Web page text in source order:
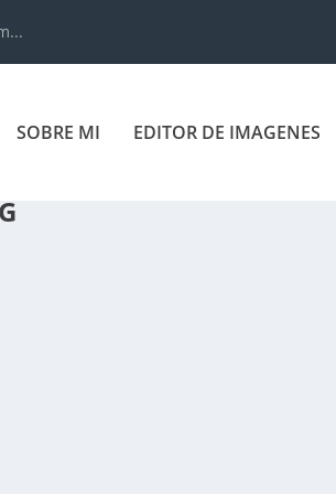
SOBRE MI EDITOR DE IMAGENES